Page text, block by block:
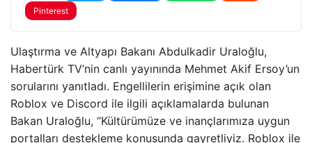
Pinterest
Ulaştırma ve Altyapı Bakanı Abdulkadir Uraloğlu,
Habertürk TV’nin canlı yayınında Mehmet Akif Ersoy’un
sorularını yanıtladı. Engellilerin erişimine açık olan
Roblox ve Discord ile ilgili açıklamalarda bulunan
Bakan Uraloğlu, “Kültürümüze ve inançlarımıza uygun
portalları destekleme konusunda gayretliyiz. Roblox ile